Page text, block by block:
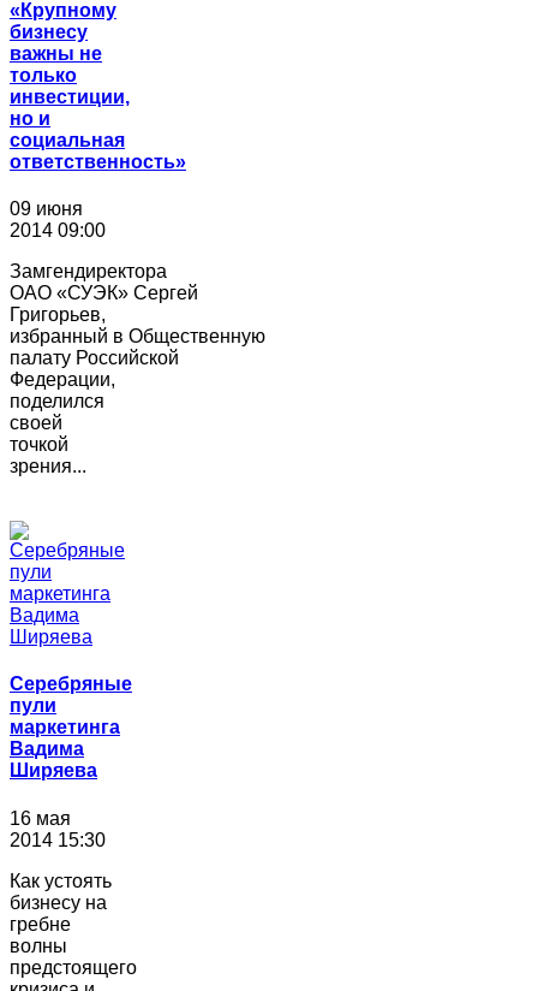
«Крупному
бизнесу
важны не
только
инвестиции,
но и
социальная
ответственность»
09 июня
2014 09:00
Замгендиректора
ОАО «СУЭК» Сергей
Григорьев,
избранный в Общественную
палату Российской
Федерации,
поделился
своей
точкой
зрения...
Серебряные
пули
маркетинга
Вадима
Ширяева
16 мая
2014 15:30
Как устоять
бизнесу на
гребне
волны
предстоящего